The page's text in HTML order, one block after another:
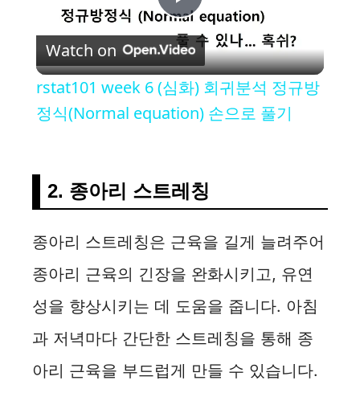
P
l
a
V
i
d
Watch on
rstat101 week 6 (심화) 회귀분석 정규방
정식(Normal equation) 손으로 풀기
2. 종아리 스트레칭
종아리 스트레칭은 근육을 길게 늘려주어
종아리 근육의 긴장을 완화시키고, 유연
성을 향상시키는 데 도움을 줍니다. 아침
과 저녁마다 간단한 스트레칭을 통해 종
아리 근육을 부드럽게 만들 수 있습니다.